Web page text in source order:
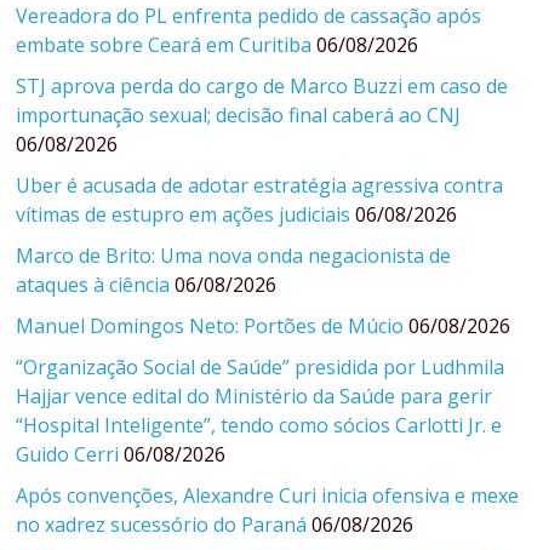
Vereadora do PL enfrenta pedido de cassação após
embate sobre Ceará em Curitiba 06/08/2026
STJ aprova perda do cargo de Marco Buzzi em caso de
importunação sexual; decisão final caberá ao CNJ
06/08/2026
Uber é acusada de adotar estratégia agressiva contra
vítimas de estupro em ações judiciais 06/08/2026
Marco de Brito: Uma nova onda negacionista de
ataques à ciência 06/08/2026
Manuel Domingos Neto: Portões de Múcio 06/08/2026
“Organização Social de Saúde” presidida por Ludhmila
Hajjar vence edital do Ministério da Saúde para gerir
“Hospital Inteligente”, tendo como sócios Carlotti Jr. e
Guido Cerri 06/08/2026
Após convenções, Alexandre Curi inicia ofensiva e mexe
no xadrez sucessório do Paraná 06/08/2026